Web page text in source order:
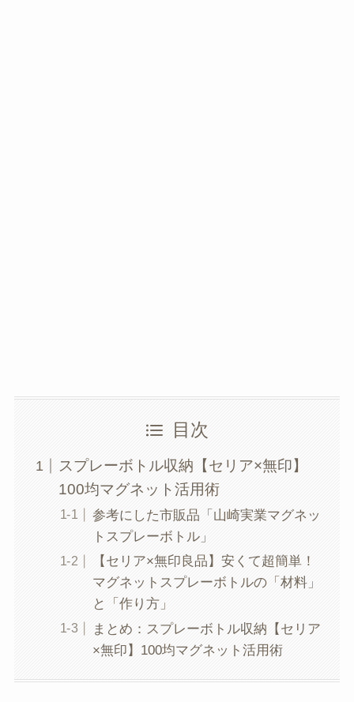
目次
スプレーボトル収納【セリア×無印】
100均マグネット活用術
参考にした市販品「山崎実業マグネッ
トスプレーボトル」
【セリア×無印良品】安くて超簡単！
マグネットスプレーボトルの「材料」
と「作り方」
まとめ：スプレーボトル収納【セリア
×無印】100均マグネット活用術